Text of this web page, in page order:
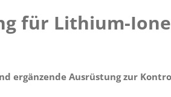
für Lithium-
ergänzende Ausrüstung zur